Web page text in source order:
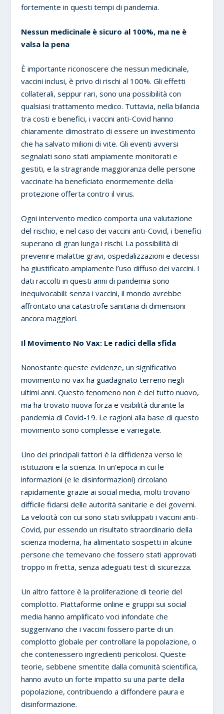
fortemente in questi tempi di pandemia.
Nessun medicinale è sicuro al 100%, ma ne è
valsa la pena
È importante riconoscere che nessun medicinale,
vaccini inclusi, è privo di rischi al 100%. Gli effetti
collaterali, seppur rari, sono una possibilità con
qualsiasi trattamento medico. Tuttavia, nella bilancia
tra costi e benefici, i vaccini anti-Covid hanno
chiaramente dimostrato di essere un investimento
che ha salvato milioni di vite. Gli eventi avversi
segnalati sono stati ampiamente monitorati e
gestiti, e la stragrande maggioranza delle persone
vaccinate ha beneficiato enormemente della
protezione offerta contro il virus.
Ogni intervento medico comporta una valutazione
del rischio, e nel caso dei vaccini anti-Covid, i benefici
superano di gran lunga i rischi. La possibilità di
prevenire malattie gravi, ospedalizzazioni e decessi
ha giustificato ampiamente l’uso diffuso dei vaccini. I
dati raccolti in questi anni di pandemia sono
inequivocabili: senza i vaccini, il mondo avrebbe
affrontato una catastrofe sanitaria di dimensioni
ancora maggiori.
Il Movimento No Vax: Le radici della sfida
Nonostante queste evidenze, un significativo
movimento no vax ha guadagnato terreno negli
ultimi anni. Questo fenomeno non è del tutto nuovo,
ma ha trovato nuova forza e visibilità durante la
pandemia di Covid-19. Le ragioni alla base di questo
movimento sono complesse e variegate.
Uno dei principali fattori è la diffidenza verso le
istituzioni e la scienza. In un’epoca in cui le
informazioni (e le disinformazioni) circolano
rapidamente grazie ai social media, molti trovano
difficile fidarsi delle autorità sanitarie e dei governi.
La velocità con cui sono stati sviluppati i vaccini anti-
Covid, pur essendo un risultato straordinario della
scienza moderna, ha alimentato sospetti in alcune
persone che temevano che fossero stati approvati
troppo in fretta, senza adeguati test di sicurezza.
Un altro fattore è la proliferazione di teorie del
complotto. Piattaforme online e gruppi sui social
media hanno amplificato voci infondate che
suggerivano che i vaccini fossero parte di un
complotto globale per controllare la popolazione, o
che contenessero ingredienti pericolosi. Queste
teorie, sebbene smentite dalla comunità scientifica,
hanno avuto un forte impatto su una parte della
popolazione, contribuendo a diffondere paura e
disinformazione.